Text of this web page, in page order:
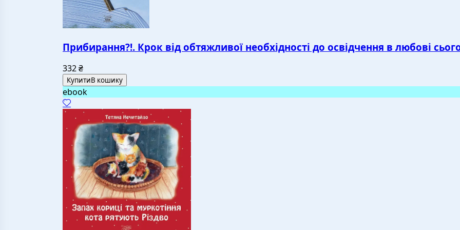
Прибирання?!. Крок від обтяжливої необхідності до освідчення в любові
332₴
КупитиВ кошику
ebook